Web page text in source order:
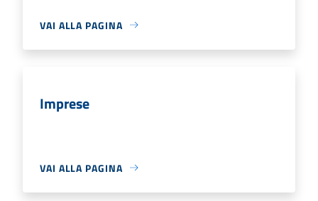
VAI ALLA PAGINA
Imprese
VAI ALLA PAGINA